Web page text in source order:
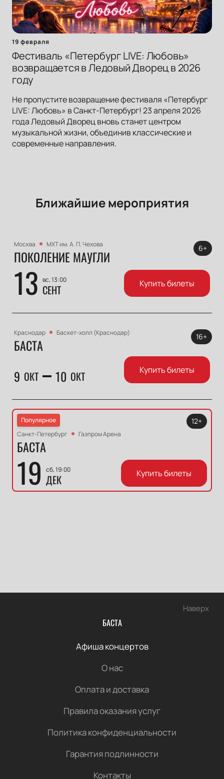
19 февраля
Фестиваль «Петербург LIVE: Любовь»
возвращается в Ледовый Дворец в 2026
году
Не пропустите возвращение фестиваля «Петербург
LIVE: Любовь» в Санкт-Петербург! 23 апреля 2026
года Ледовый Дворец вновь станет центром
музыкальной жизни, объединив классические и
современные направления.
Ближайшие мероприятия
Москва МХТ им. А. П. Чехова
ПОКОЛЕНИЕ МАУГЛИ
13 вс, 13:00
СЕНТ
6+
Купить билеты
Краснодар Баскет-холл (Краснодар)
БАСТА
9 ОКТ 10 ОКТ
16+
Купить билеты
Популярное
Санкт-Петербург
Газпром Арена
БАСТА
19 сб, 19:00
ДЕК
12+
Купить билеты
Наверх
БАСТА
Афиша концертов
О нас
Оплата и доставка
Правила оказания услуг
Политика конфиденциальности
Гарантия подлинности
Контакты